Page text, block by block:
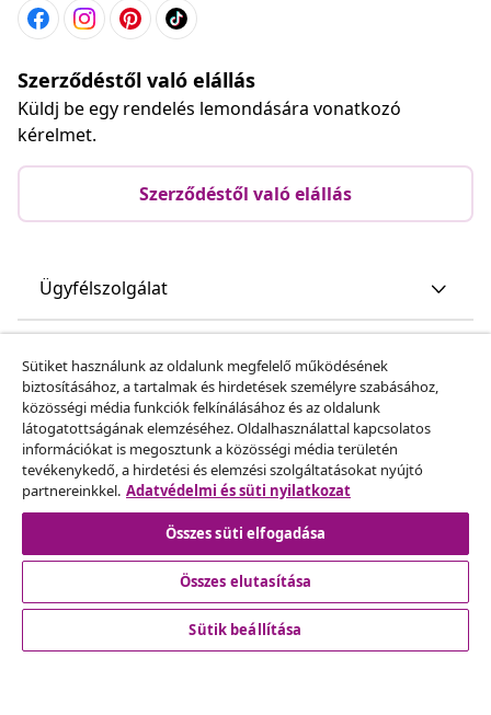
Szerződéstől való elállás
Küldj be egy rendelés lemondására vonatkozó
kérelmet.
Szerződéstől való elállás
Ügyfélszolgálat
vidaXL
Fedezz fel többet
© 2008-2026 vidaXL A www.vidaxl.hu a vidaXL Marketplace
Sütiket használunk az oldalunk megfelelő működésének
biztosításához, a tartalmak és hirdetések személyre szabásához,
közösségi média funkciók felkínálásához és az oldalunk
látogatottságának elemzéséhez. Oldalhasználattal kapcsolatos
információkat is megosztunk a közösségi média területén
tevékenykedő, a hirdetési és elemzési szolgáltatásokat nyújtó
partnereinkkel. Adatvédelmi és süti nyilatkozat
Összes süti elfogadása
Összes elutasítása
Sütik beállítása